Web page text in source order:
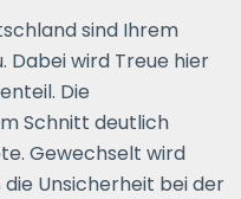
sind Ihrem
Dabei wird Treue hier
Die
Schnitt deutlich
Gewechselt wird
Unsicherheit bei der